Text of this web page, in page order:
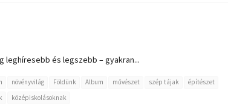
leghíresebb és legszebb – gyakran...
növényvilág Földünk Album művészet szép tájak
építészet
középiskolásoknak